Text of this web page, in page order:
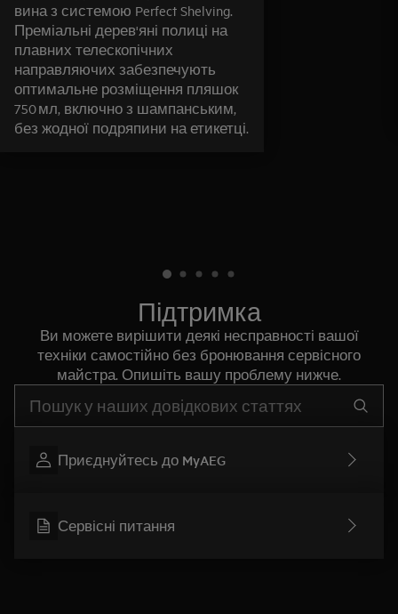
вина з системою Perfect Shelving.
Преміальні дерев'яні полиці на
плавних телескопічних
направляючих забезпечують
оптимальне розміщення пляшок
750 мл, включно з шампанським,
без жодної подряпини на етикетці.
Підтримка
Ви можете вирішити деякі несправності вашої
техніки самостійно без бронювання сервісного
майстра. Опишіть вашу проблему нижче.
Приєднуйтесь до MyAEG
Сервісні питання